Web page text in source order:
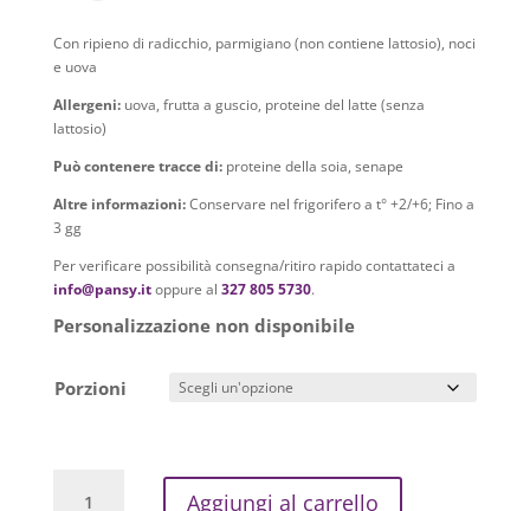
Con ripieno di radicchio, parmigiano (non contiene lattosio), noci
e uova
Allergeni: uova, frutta a guscio, proteine del latte (senza
lattosio)
Può contenere tracce di: proteine della soia, senape
Altre informazioni:Conservare nel frigorifero a t° +2/+6; Fino a
3 gg
Per verificare possibilità consegna/ritiro rapido contattateci a
info@pansy.itoppure al 327 805 5730.
Personalizzazione non disponibile
Porzioni
radicchio
Aggiungi al carrello